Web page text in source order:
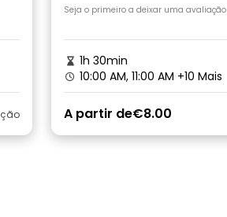
passeio a pé
Seja o primeiro a deixar uma avaliação
1h 30min
10:00 AM, 11:00 AM +10 Mais
A partir de€8.00